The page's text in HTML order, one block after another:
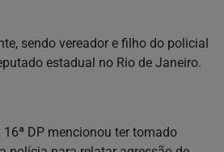
sendo vereador e filho do policial
estadual no Rio de Janeiro.
DP mencionou ter tomado